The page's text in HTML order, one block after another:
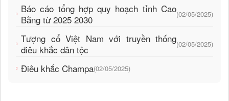
Báo cáo tổng hợp quy hoạch tỉnh Cao
Bằng từ 2025 2030
(02/05/2025)
Tượng cổ Việt Nam với truyền thống
điêu khắc dân tộc
(02/05/2025)
Điêu khắc Champa(02/05/2025)